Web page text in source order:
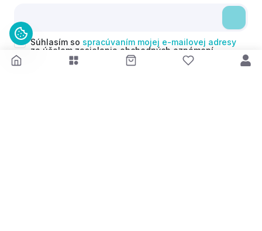
Súhlasím so spracúvaním mojej e-mailovej adresy
za účelom zasielania obchodných oznámení
(newsletterov) v súlade s čl. 6 ods. 1 písm. a)
Nariadenia GDPR. Svoj súhlas môžem kedykoľvek